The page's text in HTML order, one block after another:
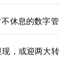
休息的数字管
，或迎两大转